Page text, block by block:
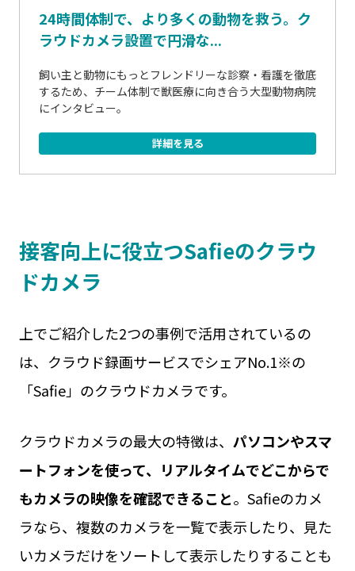
24時間体制で、より多くの動物を救う。ク
ラウドカメラ設置で円滑な...
飼い主と動物にもっとフレンドリーな診察・看護を徹底
するため、チーム体制で獣医療に向き合う大型動物病院
にインタビュー。
詳細を見る
接客向上に役立つSafieのクラウ
ドカメラ
上でご紹介した2つの事例で活用されているの
は、クラウド録画サービスでシェアNo.1※の
「Safie」のクラウドカメラです。
クラウドカメラの最大の特徴は、 パソコンやスマ
ートフォンを使って、リアルタイムでどこからで
もカメラの映像を確認できること。Safieのカメ
ラなら、複数のカメラを一覧で表示したり、見た
いカメラだけをソートして表示したりすることも